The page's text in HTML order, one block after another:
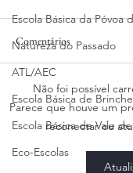
Escola Básica da Póvoa
Natureza do Passado
ATL/AEC
Escola Básica de
Escola Básica de Vale
Eco-Escolas
04/08/2025
Comentários
Não foi possível
Parece que houve um
reconectar ou